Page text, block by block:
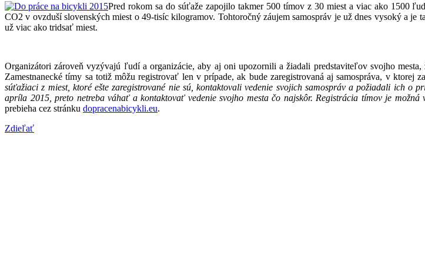
Pred rokom sa do súťaže zapojilo takmer 500 tímov z 30 miest a viac ako 1500
CO2 v ovzduší slovenských miest o 49-tisíc kilogramov. Tohtoročný záujem samospráv je už dnes vysoký a
už viac ako tridsať miest.
Organizátori zároveň vyzývajú ľudí a organizácie, aby aj oni upozornili a žiadali predstaviteľov svojho
Zamestnanecké tímy sa totiž môžu registrovať len v prípade, ak bude zaregistrovaná aj samospráva, v ktorej
súťažiaci z miest, ktoré ešte zaregistrované nie sú, kontaktovali vedenie svojich samospráv a požiadali ich o
apríla 2015, preto netreba váhať a kontaktovať vedenie svojho mesta čo najskôr. Registrácia tímov je možná
prebieha cez stránku dopracenabicykli.eu.
Zdieľať